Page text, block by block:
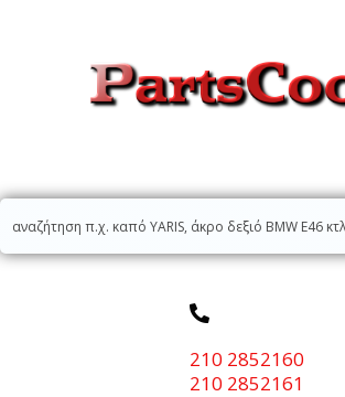
210 2852160
210 2852161